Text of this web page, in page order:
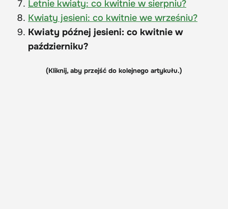
Letnie kwiaty: co kwitnie w sierpniu?
Kwiaty jesieni: co kwitnie we wrześniu?
Kwiaty późnej jesieni: co kwitnie w
październiku?
(Kliknij, aby przejść do kolejnego artykułu.)